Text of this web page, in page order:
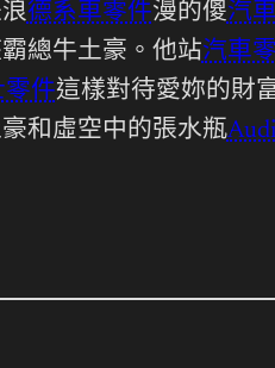
德系車零件漫的傻汽
總牛土豪。他站汽車
零件這樣對待愛妳的財
和虛空中的張水瓶